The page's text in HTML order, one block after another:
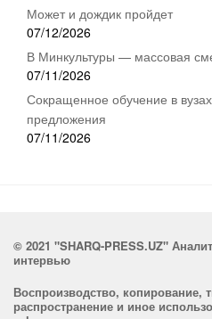
Может и дождик пройдет
07/12/2026
В Минкультуры — массовая
07/11/2026
Сокращенное обучение в
предложения
07/11/2026
© 2021 "SHARQ-PRESS.UZ"
интервью
Воспроизводство, копирование,
распространение и иное